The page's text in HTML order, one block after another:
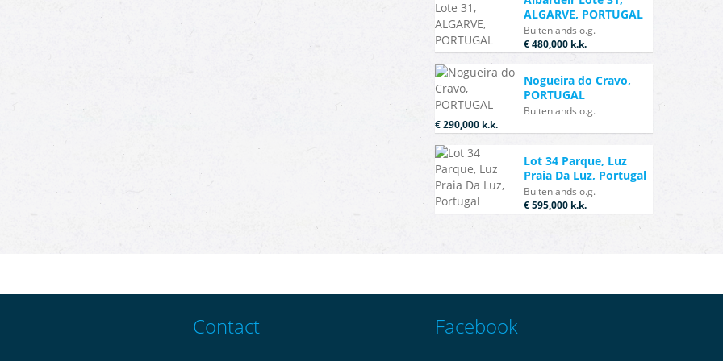
ALGARVE, PORTUGAL
Buitenlands o.g.
€ 480,000 k.k.
Nogueira do Cravo,
PORTUGAL
Buitenlands o.g.
€ 290,000 k.k.
Lot 34 Parque, Luz
Praia Da Luz, Portugal
Buitenlands o.g.
€ 595,000 k.k.
Contact Facebook